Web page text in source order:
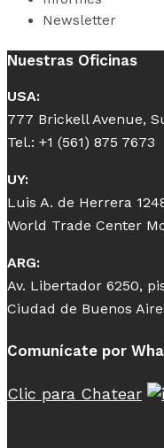
Newsletter
Nuestras Oficinas
USA:
777 Brickell Avenue,
Tel.: +1 (561) 875 7673
UY:
Luis A. de Herrera
World Trade Center
ARG:
Av. Libertador 6250,
Ciudad de Buenos
Comunícate por
Clic para Chatear